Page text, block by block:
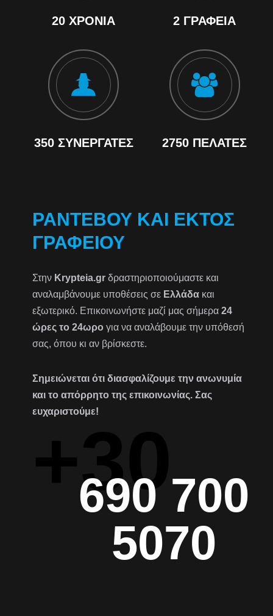
20 ΧΡΌΝΙΑ 2 ΓΡΑΦΕΊΑ
350 ΣΥΝΕΡΓΆΤΕΣ 2750 ΠΕΛΆΤΕΣ
ΡΑΝΤΕΒΟΎ ΚΑΙ ΕΚΤΌΣ
ΓΡΑΦΕΊΟΥ
Στην Krypteia.gr δραστηριοποιούμαστε και
αναλαμβάνουμε υποθέσεις σε Ελλάδα και
εξωτερικό. Επικοινωνήστε μαζί μας σήμερα24
ώρες το 24ωρο για να αναλάβουμε την υπόθεσή
σας, όπου κι αν βρίσκεστε.
Σημειώνεται ότι διασφαλίζουμε την ανωνυμία
και το απόρρητο της επικοινωνίας. Σας
ευχαριστούμε!
+30
690 700
5070